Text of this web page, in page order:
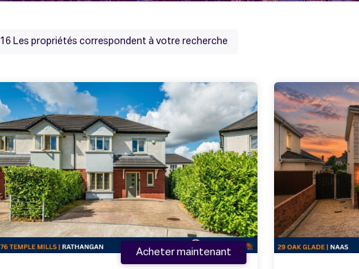
16 Les propriétés correspondent à votre recherche
Acheter maintenant